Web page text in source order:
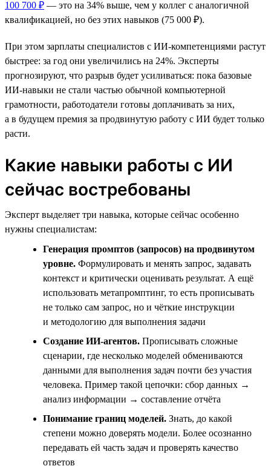
100 700 ₽ — это на 34% выше, чем у коллег с аналогичной
квалификацией, но без этих навыков (75 000 ₽).
При этом зарплаты специалистов с ИИ-компетенциями растут
быстрее: за год они увеличились на 24%. Эксперты
прогнозируют, что разрыв будет усиливаться: пока базовые
ИИ-навыки не стали частью обычной компьютерной
грамотности, работодатели готовы доплачивать за них,
а в будущем премия за продвинутую работу с ИИ будет только
расти.
Какие навыки работы с ИИ
сейчас востребованы
Эксперт выделяет три навыка, которые сейчас особенно
нужны специалистам:
Генерация промптов (запросов) на продвинутом
уровне. Формулировать и менять запрос, задавать
контекст и критически оценивать результат. А ещё
использовать метапромптинг, то есть прописывать
не только сам запрос, но и чёткие инструкции
и методологию для выполнения задачи
Создание ИИ-агентов. Прописывать сложные
сценарии, где несколько моделей обмениваются
данными для выполнения задач почти без участия
человека. Пример такой цепочки: сбор данных →
анализ информации → составление отчёта
Понимание границ моделей. Знать, до какой
степени можно доверять модели. Более осознанно
передавать ей часть задач и проверять качество
ответов